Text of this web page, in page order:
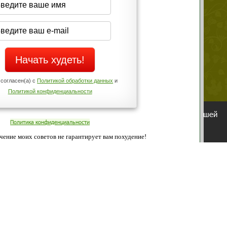
Нет
Телефоны службы поддержки
+7 (909) 421-77-27
cookies. Оставаясь с нами, вы соглашаетесь с нашей
Согласен